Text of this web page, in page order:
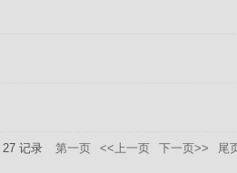
27 记录 第一页 <<上一页 下一页>> 尾